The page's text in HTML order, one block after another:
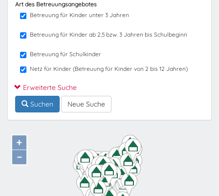
Art des Betreuungsangebotes
Betreuung für Kinder unter 3 Jahren
Betreuung für Kinder ab 2,5 bzw. 3 Jahren bis Schulbeginn
Betreuung für Schulkinder
Netz für Kinder (Betreuung für Kinder von 2 bis 12 Jahren)
Erweiterte Suche
Suchen
Neue Suche
+
−